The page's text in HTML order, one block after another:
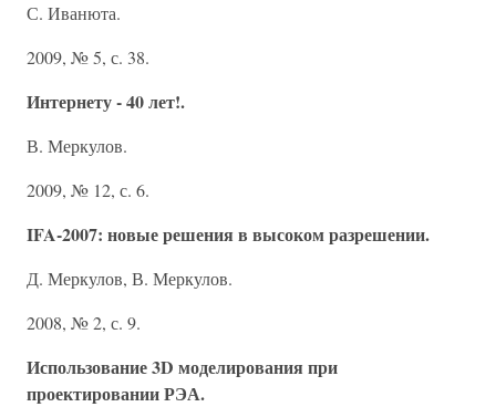
С. Иванюта.
2009, № 5, с. 38.
Интернету - 40 лет!.
В. Меркулов.
2009, № 12, с. 6.
IFA-2007: новые решения в высоком разрешении.
Д. Меркулов, В. Меркулов.
2008, № 2, с. 9.
Использование 3D моделирования при
проектировании РЭА.